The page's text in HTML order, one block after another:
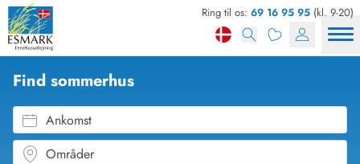
Ring til os: 69 16 95 95 (kl. 9-20)
Find sommerhus
Ankomst
Områder